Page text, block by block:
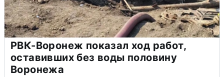
РВК-Воронеж показал ход работ,
оставивших без воды половину
Воронежа